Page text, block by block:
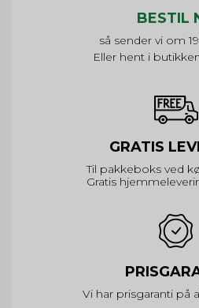
BESTIL
så sender vi om
Eller hent i
GRATIS
Til pakkeboks ved
Gratis
Vi har prisgaranti på